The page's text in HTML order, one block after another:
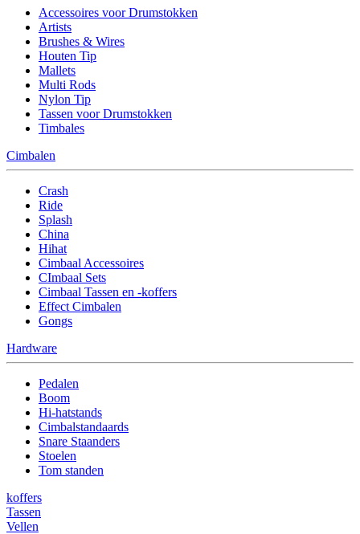
Accessoires voor Drumstokken
Artists
Brushes & Wires
Houten Tip
Mallets
Multi Rods
Nylon Tip
Tassen voor Drumstokken
Timbales
Cimbalen
Crash
Ride
Splash
China
Hihat
Cimbaal Accessoires
CImbaal Sets
Cimbaal Tassen en -koffers
Effect Cimbalen
Gongs
Hardware
Pedalen
Boom
Hi-hatstands
Cimbalstandaards
Snare Staanders
Stoelen
Tom standen
koffers
Tassen
Vellen